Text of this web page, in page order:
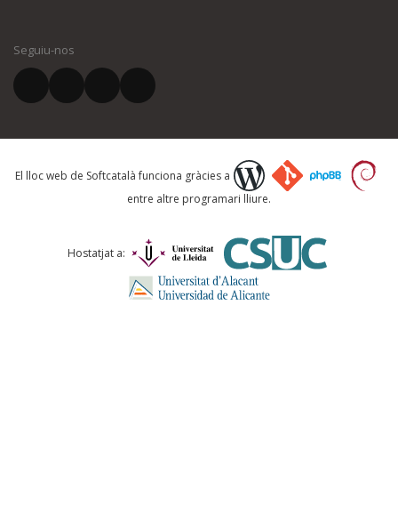
El vostre correu electrònic *
Què proposeu?
Comentari *
Seguiu-nos
El lloc web de Softcatalà funciona gràcies a
entre altre programari lliure.
Hostatjat a: